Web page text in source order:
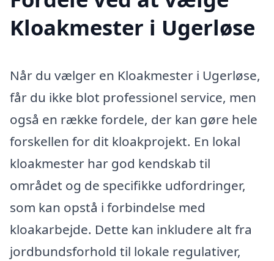
Kloakmester i Ugerløse
Når du vælger en Kloakmester i Ugerløse,
får du ikke blot professionel service, men
også en række fordele, der kan gøre hele
forskellen for dit kloakprojekt. En lokal
kloakmester har god kendskab til
området og de specifikke udfordringer,
som kan opstå i forbindelse med
kloakarbejde. Dette kan inkludere alt fra
jordbundsforhold til lokale regulativer,